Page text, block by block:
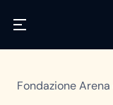
Fondazione